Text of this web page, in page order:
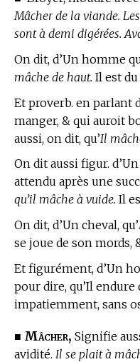
Mâcher de la viande.
sont à demi digérées.
On dit, d’Un homme
mâche de haut. Il est
Et proverb. en parlant
manger, & qui auroit
aussi, on dit, qu’Il
On dit aussi figur.
attendu après une
qu’il mâche à vuide. Il
On dit, d’Un cheval, qu’
se joue de son mords,
Et figurément, d’Un
pour dire, qu’Il
impatiemment, sans
■ Mâcher, Signifie
avidité. Il se plait à